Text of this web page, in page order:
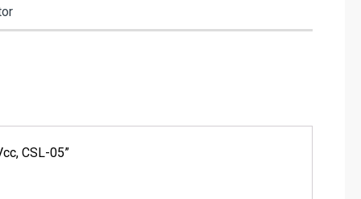
CSL-05”